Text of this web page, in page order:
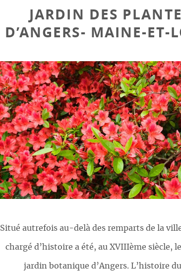
JARDIN DES
D’ANGERS- MAINE-ET-
Situé autrefois au-delà des remparts de la
chargé d’histoire a été, au XVIIIème siècle,
jardin botanique d’Angers. L’histoire